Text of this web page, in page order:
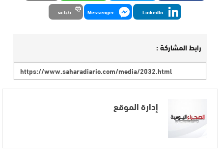
LinkedIn
Messenger طباعة
رابط المشاركة :
إدارة الموقع